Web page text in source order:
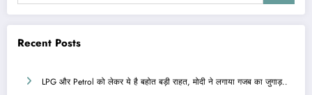
Recent Posts
LPG और Petrol को लेकर ये है बहोत बड़ी राहत, मोदी ने लगाया गजब का जुगाड़..